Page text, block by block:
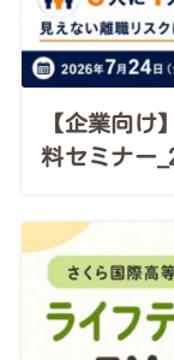
【企業向け
料セミナー